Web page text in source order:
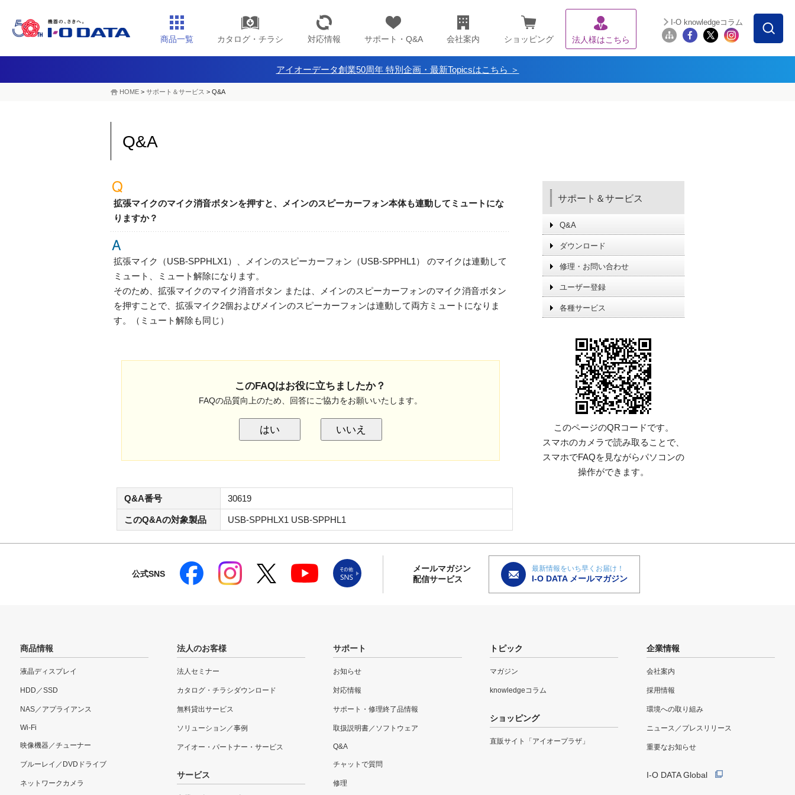
商品一覧 カタログ・チラシ 対応情報 サポート・Q&A 会社案内 ショッピング 法人様はこちら
I-O knowledgeコラム
アイオーデータ創業50周年 特別企画・最新Topicsはこちら ＞
HOME > サポート＆サービス > Q&A
Q&A
拡張マイクのマイク消音ボタンを押すと、メインのスピーカーフォン本体も連動してミュートにな
りますか？
拡張マイク（USB-SPPHLX1）、メインのスピーカーフォン（USB-SPPHL1） のマイクは連動して
ミュート、ミュート解除になります。
そのため、拡張マイクのマイク消音ボタン または、メインのスピーカーフォンのマイク消音ボタン
を押すことで、拡張マイク2個およびメインのスピーカーフォンは連動して両方ミュートになりま
す。（ミュート解除も同じ）
このFAQはお役に立ちましたか？
FAQの品質向上のため、回答にご協力をお願いいたします。
はい いいえ
Q&A番号 30619
このQ&Aの対象製品 USB-SPPHLX1 USB-SPPHL1
サポート＆サービス
Q&A
ダウンロード
修理・お問い合わせ
ユーザー登録
各種サービス
このページのQRコードです。
スマホのカメラで読み取ることで、
スマホでFAQを見ながらパソコンの
操作ができます。
公式SNS
メールマガジン
配信サービス
最新情報をいち早くお届け！
I-O DATA メールマガジン
商品情報
液晶ディスプレイ
HDD／SSD
NAS／アプライアンス
Wi-Fi
映像機器／チューナー
ブルーレイ／DVDドライブ
ネットワークカメラ
法人のお客様
法人セミナー
カタログ・チラシダウンロード
無料貸出サービス
ソリューション／事例
アイオー・パートナー・サービス
サービス
サポート
お知らせ
対応情報
サポート・修理終了品情報
取扱説明書／ソフトウェア
Q&A
チャットで質問
修理
トピック
マガジン
knowledgeコラム
ショッピング
直販サイト「アイオープラザ」
企業情報
会社案内
採用情報
環境への取り組み
ニュース／プレスリリース
重要なお知らせ
I-O DATA Global